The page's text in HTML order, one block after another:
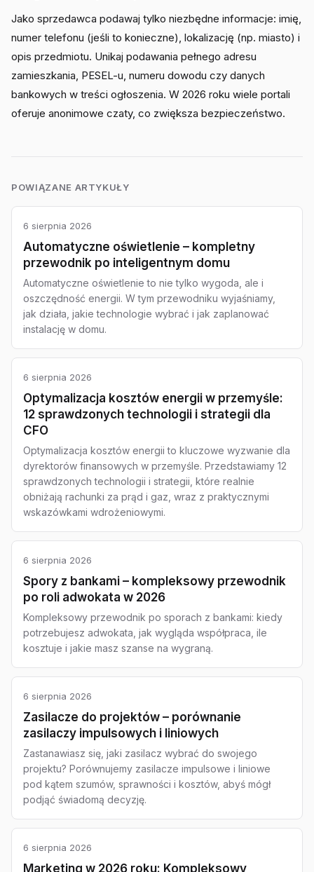
Jako sprzedawca podawaj tylko niezbędne informacje: imię,
numer telefonu (jeśli to konieczne), lokalizację (np. miasto) i
opis przedmiotu. Unikaj podawania pełnego adresu
zamieszkania, PESEL-u, numeru dowodu czy danych
bankowych w treści ogłoszenia. W 2026 roku wiele portali
oferuje anonimowe czaty, co zwiększa bezpieczeństwo.
POWIĄZANE ARTYKUŁY
6 sierpnia 2026
Automatyczne oświetlenie – kompletny
przewodnik po inteligentnym domu
Automatyczne oświetlenie to nie tylko wygoda, ale i
oszczędność energii. W tym przewodniku wyjaśniamy,
jak działa, jakie technologie wybrać i jak zaplanować
instalację w domu.
6 sierpnia 2026
Optymalizacja kosztów energii w przemyśle:
12 sprawdzonych technologii i strategii dla
CFO
Optymalizacja kosztów energii to kluczowe wyzwanie dla
dyrektorów finansowych w przemyśle. Przedstawiamy 12
sprawdzonych technologii i strategii, które realnie
obniżają rachunki za prąd i gaz, wraz z praktycznymi
wskazówkami wdrożeniowymi.
6 sierpnia 2026
Spory z bankami – kompleksowy przewodnik
po roli adwokata w 2026
Kompleksowy przewodnik po sporach z bankami: kiedy
potrzebujesz adwokata, jak wygląda współpraca, ile
kosztuje i jakie masz szanse na wygraną.
6 sierpnia 2026
Zasilacze do projektów – porównanie
zasilaczy impulsowych i liniowych
Zastanawiasz się, jaki zasilacz wybrać do swojego
projektu? Porównujemy zasilacze impulsowe i liniowe
pod kątem szumów, sprawności i kosztów, abyś mógł
podjąć świadomą decyzję.
6 sierpnia 2026
Marketing w 2026 roku: Kompleksowy